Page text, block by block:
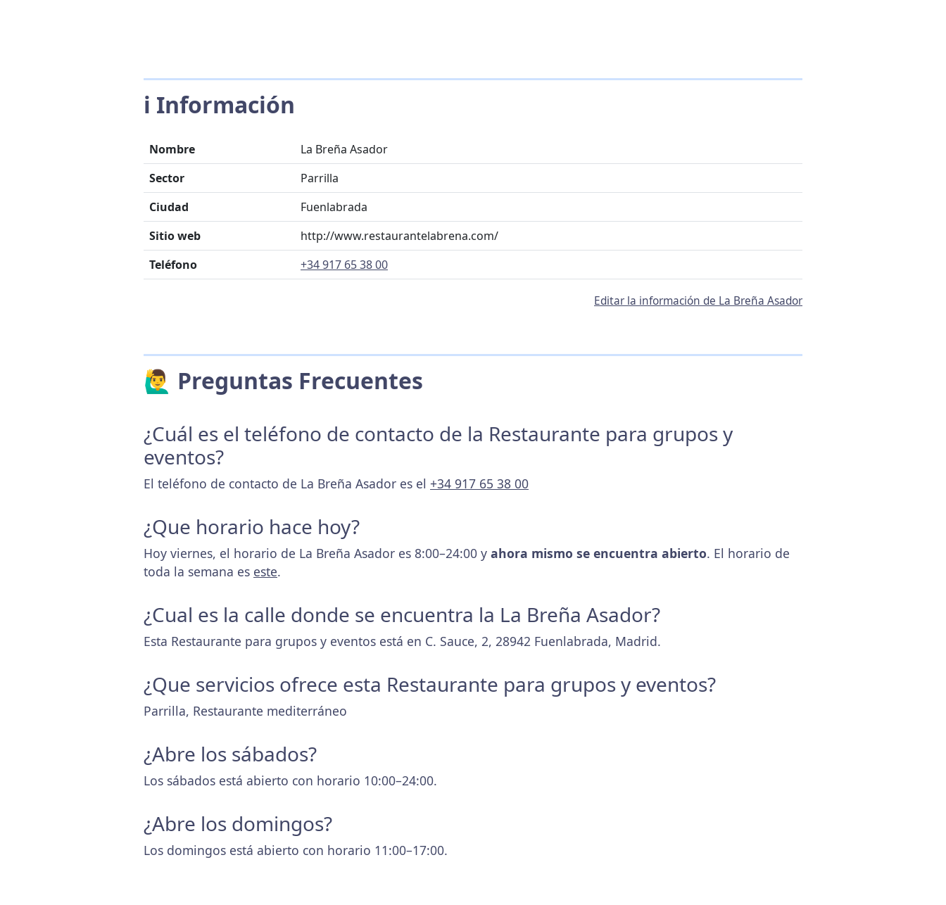
ℹ️ Información
Nombre
La Breña Asador
Sector
Parrilla
Ciudad
Fuenlabrada
Sitio web
http://www.restaurantelabrena.com/
Teléfono
+34 917 65 38 00
Editar la información de La Breña Asador
🙋‍♂️ Preguntas Frecuentes
¿Cuál es el teléfono de contacto de la Restaurante para grupos y
eventos?
El teléfono de contacto de La Breña Asador es el +34 917 65 38 00
¿Que horario hace hoy?
Hoy viernes, el horario de La Breña Asador es 8:00–24:00 y ahora mismo se encuentra abierto. El horario de
toda la semana es este.
¿Cual es la calle donde se encuentra la La Breña Asador?
Esta Restaurante para grupos y eventos está en C. Sauce, 2, 28942 Fuenlabrada, Madrid.
¿Que servicios ofrece esta Restaurante para grupos y eventos?
Parrilla, Restaurante mediterráneo
¿Abre los sábados?
Los sábados está abierto con horario 10:00–24:00.
¿Abre los domingos?
Los domingos está abierto con horario 11:00–17:00.